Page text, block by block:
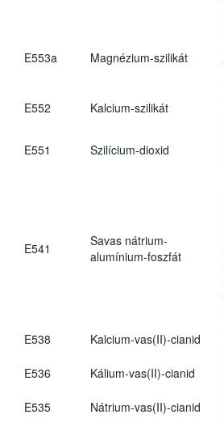
E553a Magnézium-szilikát
E552
Kalcium-szilikát
E551 Szilícium-dioxid
E541
Savas nátrium-
alumínium-foszfát
E538 Kalcium-vas(II)-cianid
E536
Kálium-vas(II)-cianid
E535
Nátrium-vas(II)-cianid